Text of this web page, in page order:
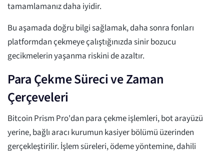
tamamlamanız daha iyidir.
Bu aşamada doğru bilgi sağlamak, daha sonra fonları
platformdan çekmeye çalıştığınızda sinir bozucu
gecikmelerin yaşanma riskini de azaltır.
Para Çekme Süreci ve Zaman
Çerçeveleri
Bitcoin Prism Pro'dan para çekme işlemleri, bot arayüzü
yerine, bağlı aracı kurumun kasiyer bölümü üzerinden
gerçekleştirilir. İşlem süreleri, ödeme yöntemine, dahili